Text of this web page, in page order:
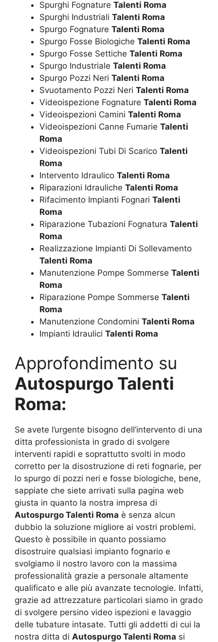
Spurghi Fognature Talenti Roma
Spurghi Industriali Talenti Roma
Spurgo Fognature Talenti Roma
Spurgo Fosse Biologiche Talenti Roma
Spurgo Fosse Settiche Talenti Roma
Spurgo Industriale Talenti Roma
Spurgo Pozzi Neri Talenti Roma
Svuotamento Pozzi Neri Talenti Roma
Videoispezione Fognature Talenti Roma
Videoispezioni Camini Talenti Roma
Videoispezioni Canne Fumarie Talenti
Roma
Videoispezioni Tubi Di Scarico Talenti
Roma
Intervento Idraulico Talenti Roma
Riparazioni Idrauliche Talenti Roma
Rifacimento Impianti Fognari Talenti
Roma
Riparazione Tubazioni Fognatura Talenti
Roma
Realizzazione Impianti Di Sollevamento
Talenti Roma
Manutenzione Pompe Sommerse Talenti
Roma
Riparazione Pompe Sommerse Talenti
Roma
Manutenzione Condomini Talenti Roma
Impianti Idraulici Talenti Roma
Approfondimento su
Autospurgo Talenti
Roma:
Se avete l’urgente bisogno dell’intervento di una
ditta professionista in grado di svolgere
interventi rapidi e soprattutto svolti in modo
corretto per la disostruzione di reti fognarie, per
lo spurgo di pozzi neri e fosse biologiche, bene,
sappiate che siete arrivati sulla pagina web
giusta in quanto la nostra impresa di
Autospurgo Talenti Roma è senza alcun
dubbio la soluzione migliore ai vostri problemi.
Questo è possibile in quanto possiamo
disostruire qualsiasi impianto fognario e
svolgiamo il nostro lavoro con la massima
professionalità grazie a personale altamente
qualificato e alle più avanzate tecnologie. Infatti,
grazie ad attrezzature particolari siamo in grado
di svolgere persino video ispezioni e lavaggio
delle tubature intasate. Tutti gli addetti di cui la
nostra ditta di Autospurgo Talenti Roma si